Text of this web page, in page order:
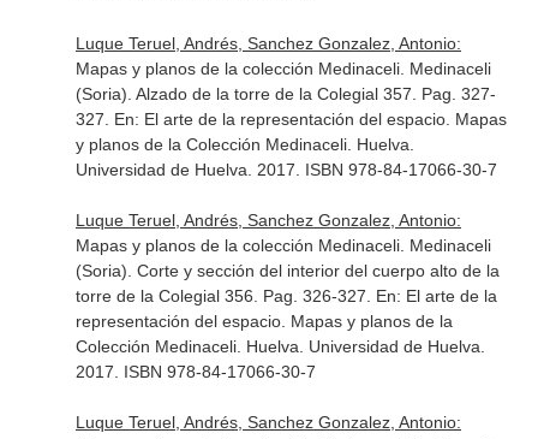
Luque Teruel, Andrés, Sanchez Gonzalez, Antonio:
Mapas y planos de la colección Medinaceli. Medinaceli
(Soria). Alzado de la torre de la Colegial 357. Pag. 327-
327. En: El arte de la representación del espacio. Mapas
y planos de la Colección Medinaceli. Huelva.
Universidad de Huelva. 2017. ISBN 978-84-17066-30-7
Luque Teruel, Andrés, Sanchez Gonzalez, Antonio:
Mapas y planos de la colección Medinaceli. Medinaceli
(Soria). Corte y sección del interior del cuerpo alto de la
torre de la Colegial 356. Pag. 326-327. En: El arte de la
representación del espacio. Mapas y planos de la
Colección Medinaceli. Huelva. Universidad de Huelva.
2017. ISBN 978-84-17066-30-7
Luque Teruel, Andrés, Sanchez Gonzalez, Antonio: